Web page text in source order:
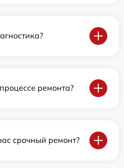
ремонта?
срочный ремонт?